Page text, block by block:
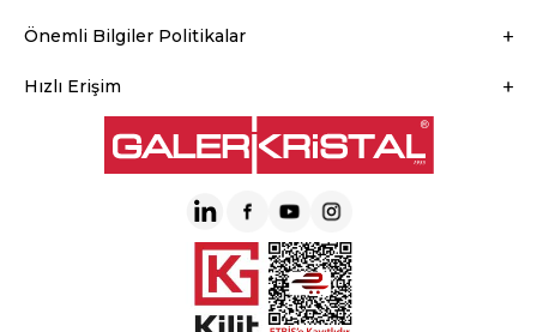
Önemli Bilgiler Politikalar
Hızlı Erişim